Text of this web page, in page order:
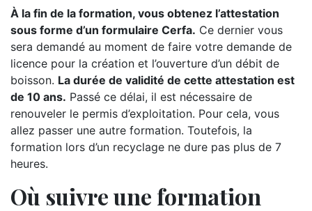
À la fin de la formation, vous obtenez l’attestation
sous forme d’un formulaire Cerfa. Ce dernier vous
sera demandé au moment de faire votre demande de
licence pour la création et l’ouverture d’un débit de
boisson. La durée de validité de cette attestation est
de 10 ans. Passé ce délai, il est nécessaire de
renouveler le permis d’exploitation. Pour cela, vous
allez passer une autre formation. Toutefois, la
formation lors d’un recyclage ne dure pas plus de 7
heures.
Où suivre une formation